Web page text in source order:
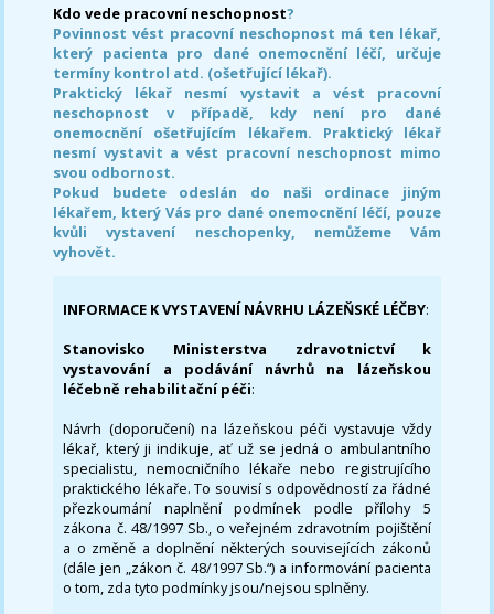
Kdo vede pracovní neschopnost?
Povinnost vést pracovní neschopnost má ten lékař,
který pacienta pro dané onemocnění léčí, určuje
termíny kontrol atd. (ošetřující lékař).
Praktický lékař nesmí vystavit a vést pracovní
neschopnost v případě, kdy není pro dané
onemocnění ošetřujícím lékařem. Praktický lékař
nesmí vystavit a vést pracovní neschopnost mimo
svou odbornost.
Pokud budete odeslán do naši ordinace jiným
lékařem, který Vás pro dané onemocnění léčí, pouze
kvůli vystavení neschopenky, nemůžeme Vám
vyhovět.
INFORMACE K VYSTAVENÍ NÁVRHU LÁZEŇSKÉ LÉČBY:
Stanovisko Ministerstva zdravotnictví k
vystavování a podávání návrhů na lázeňskou
léčebně rehabilitační péči:
Návrh (doporučení) na lázeňskou péči vystavuje vždy
lékař, který ji indikuje, ať už se jedná o ambulantního
specialistu, nemocničního lékaře nebo registrujícího
praktického lékaře. To souvisí s odpovědností za řádné
přezkoumání naplnění podmínek podle přílohy 5
zákona č. 48/1997 Sb., o veřejném zdravotním pojištění
a o změně a doplnění některých souvisejících zákonů
(dále jen „zákon č. 48/1997 Sb.“) a informování pacienta
o tom, zda tyto podmínky jsou/nejsou splněny.